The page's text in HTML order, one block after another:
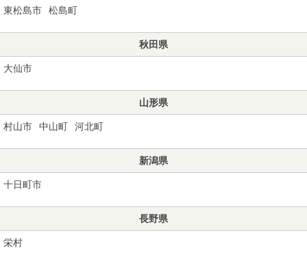
東松島市
松島町
秋田県
大仙市
山形県
村山市 中山町 河北町
新潟県
十日町市
長野県
栄村